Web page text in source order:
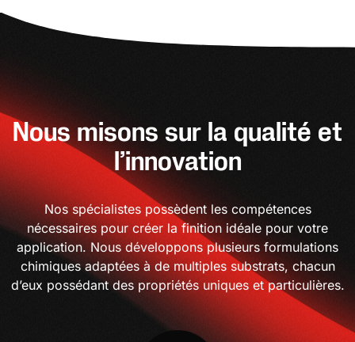
Nous misons sur la qualité et
l’innovation
Nos spécialistes possèdent les compétences
nécessaires pour créer la finition idéale pour votre
application. Nous développons plusieurs formulations
chimiques adaptées à de multiples substrats, chacun
d’eux possédant des propriétés uniques et particulières.